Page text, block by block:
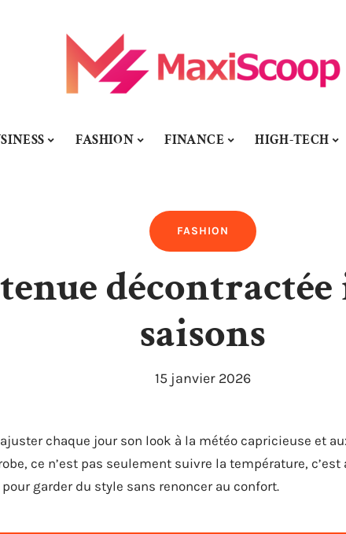
FASHION FINANCE HIGH-TECH
FASHION
décontractée
saisons
15 janvier 2026
chaque jour son look à la météo capricieuse et
ce n’est pas seulement suivre la température, c’est
garder du style sans renoncer au confort.